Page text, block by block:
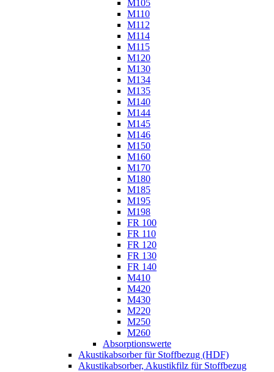
M105
M110
M112
M114
M115
M120
M130
M134
M135
M140
M144
M145
M146
M150
M160
M170
M180
M185
M195
M198
FR 100
FR 110
FR 120
FR 130
FR 140
M410
M420
M430
M220
M250
M260
Absorptionswerte
Akustikabsorber für Stoffbezug (HDF)
Akustikabsorber, Akustikfilz für Stoffbezug